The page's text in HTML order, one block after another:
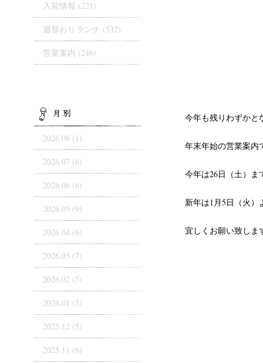
今年も残りわずかと
年末年始の営業案内
今年は26日（土）ま
新年は1月5日（火
宜しくお願い致しま
入荷情報 (221)
週替わりランチ (532)
営業案内 (246)
2026.08 (1)
2026.07 (6)
2026.06 (6)
2026.05 (9)
2026.04 (6)
2026.03 (7)
2026.02 (5)
2026.01 (5)
2025.12 (5)
2025.11 (6)